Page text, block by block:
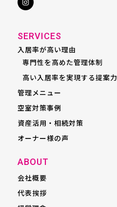
SERVICES
入居率が高い理由
専門性を高めた管理体制
高い入居率を実現する提案力
管理メニュー
空室対策事例
資産活用・相続対策
オーナー様の声
ABOUT
会社概要
代表挨拶